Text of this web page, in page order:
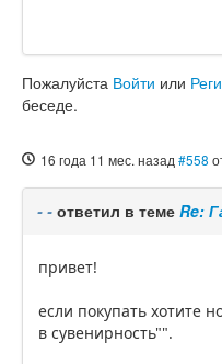
Пожалуйста Войти или
беседе.
16 года 11 мес. назад #558
- - ответил в теме Re:
привет!
если покупать хотите
в сувенирность"".